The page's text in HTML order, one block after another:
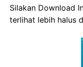
Silakan Download
terlihat lebih halus